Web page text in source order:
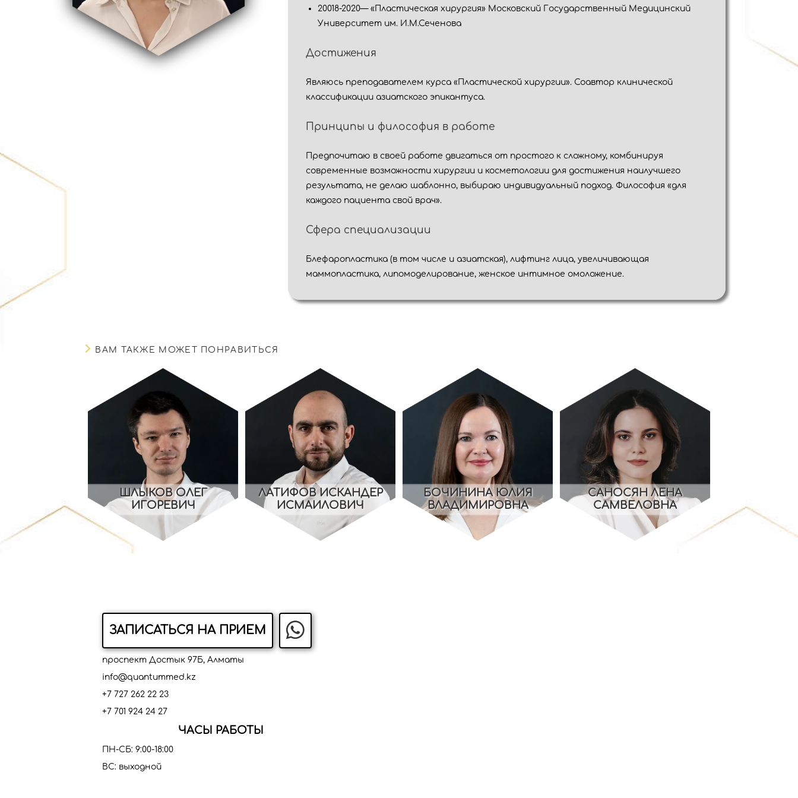
20018-2020— «Пластическая хирургия» Московский Государственный Медицинский
Университет им. И.М.Сеченова
Достижения
Являюсь преподавателем курса «Пластической хирургии». Соавтор клинической
классификации азиатского эпикантуса.
Принципы и философия в работе
Предпочитаю в своей работе двигаться от простого к сложному, комбинируя
современные возможности хирургии и косметологии для достижения наилучшего
результата, не делаю шаблонно, выбираю индивидуальный подход. Философия «для
каждого пациента свой врач».
Сфера специализации
Блефаропластика (в том числе и азиатская), лифтинг лица, увеличивающая
маммопластика, липомоделирование, женское интимное омоложение.
ВАМ ТАКЖЕ МОЖЕТ ПОНРАВИТЬСЯ
ШЛЫКОВ ОЛЕГ
ИГОРЕВИЧ
ЛАТИФОВ ИСКАНДЕР
ИСМАИЛОВИЧ
БОЧИНИНА ЮЛИЯ
ВЛАДИМИРОВНА
САНОСЯН ЛЕНА
САМВЕЛОВНА
ЗАПИСАТЬСЯ НА ПРИЕМ
проспект Достык 97Б, Алматы
info@quantummed.kz
+7 727 262 22 23
+7 701 924 24 27
ЧАСЫ РАБОТЫ
ПН-СБ: 9:00-18:00
ВС: выходной